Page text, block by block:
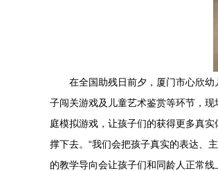
在全国助残日前夕，厦门市心欣
子闯关游戏及儿童艺术鉴赏等环节，
庭模拟游戏，让孩子们的获得更多真
撑下去。“我们会把孩子真实的表达、
的教学导向会让孩子们和同龄人正常